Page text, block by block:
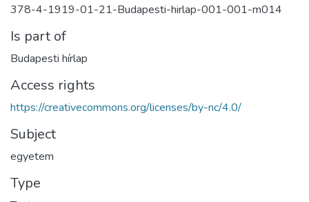
378-4-1919-01-21-Budapesti-hirlap-001-001-m014
Is part of
Budapesti hírlap
Access rights
https://creativecommons.org/licenses/by-nc/4.0/
Subject
egyetem
Type